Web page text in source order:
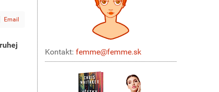
Email
Kontakt: femme@femme.sk